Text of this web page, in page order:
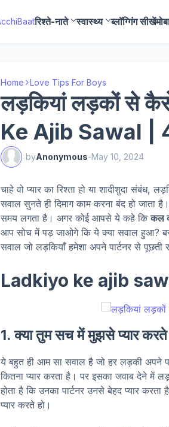
रिश्ते-नाते स्वास्थ्य ब्लॉग्गिंग सीखें
Home Love Tips For Boys
लड़कियां लड़कों से
Ke Ajib Sawal |
byAnonymous-May 10, 2024
चाहे वो प्यार का रिश्ता हो या शादीशुदा
सवाल सुनते ही दिमाग काम करना बंद हो
समय लगता है। अगर कोई आपसे ये कहे किकल
आप सोच में पड़ जाओगे कि ये क्या सवाल हुआ?
सवाल जो लड़कियाँ हमेशा अपने पार्टनर से पूछती
Ladkiyo ke ajib
1. क्या तुम सच में मुझसे प्यार करते
ये बहुत ही आम सा सवाल है जो हर लड़की अपने
कितना प्यार करता है। पर इसका जवाब देने में
होता है कि उनका पार्टनर उनसे बेहद प्यार
प्यार करते हो।